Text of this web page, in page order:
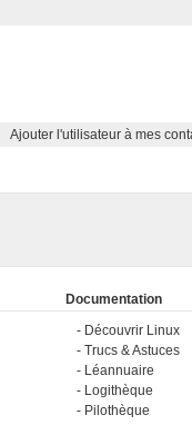
Ajouter l'utilisateur à mes
Documentation
Découvrir Linux
Trucs & Astuces
Léannuaire
Logithèque
Pilothèque